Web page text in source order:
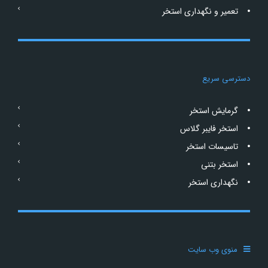
تعمیر و نگهداری استخر
دسترسی سریع
گرمایش استخر
استخر فایبر گلاس
تاسیسات استخر
استخر بتنی
نگهداری استخر
منوی وب سایت